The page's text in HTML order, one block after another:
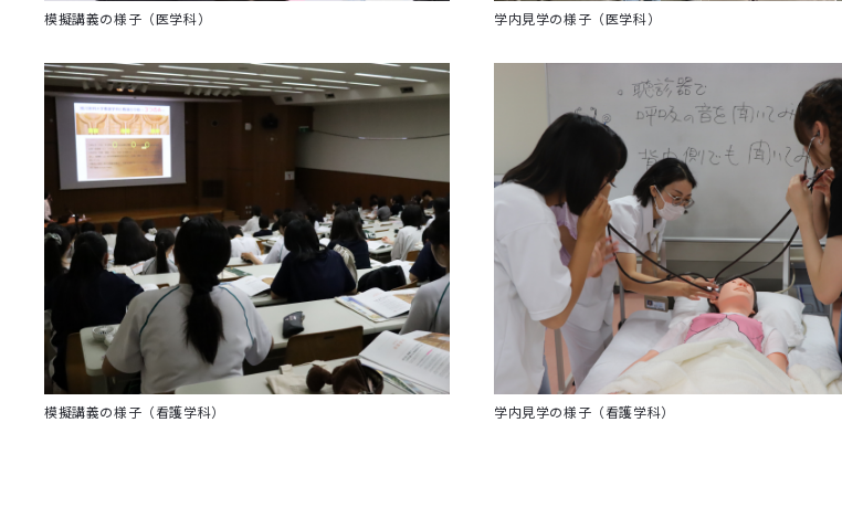
模擬講義の様子（医学科） 学内見学の様子（医学科）
模擬講義の様子（看護学科） 学内見学の様子（看護学科）